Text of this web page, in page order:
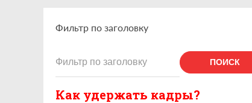
Фильтр по заголовку
ПОИСК
Как удержать кадры?